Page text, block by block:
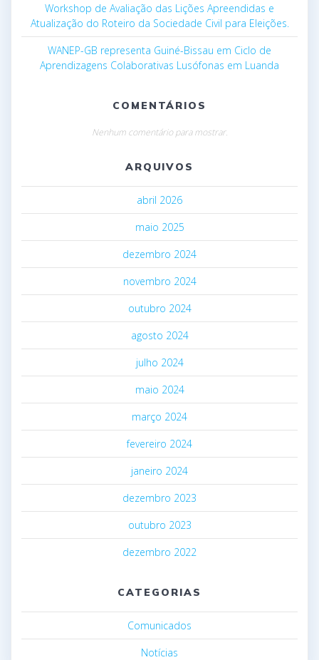
Workshop de Avaliação das Lições Apreendidas e
Atualização do Roteiro da Sociedade Civil para Eleições.
WANEP-GB representa Guiné-Bissau em Ciclo de
Aprendizagens Colaborativas Lusófonas em Luanda
COMENTÁRIOS
Nenhum comentário para mostrar.
ARQUIVOS
abril 2026
maio 2025
dezembro 2024
novembro 2024
outubro 2024
agosto 2024
julho 2024
maio 2024
março 2024
fevereiro 2024
janeiro 2024
dezembro 2023
outubro 2023
dezembro 2022
CATEGORIAS
Comunicados
Notícias